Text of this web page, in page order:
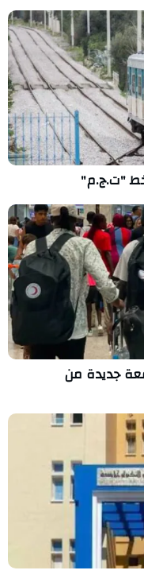
"ت.ج.م"
جديدة من